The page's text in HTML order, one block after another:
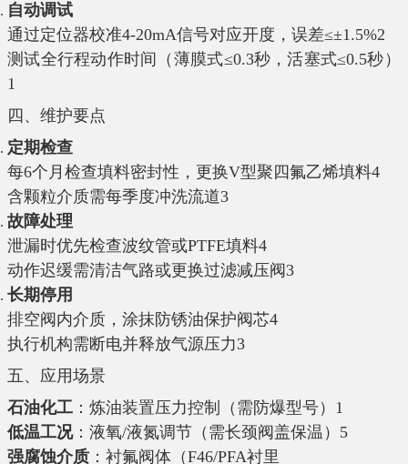
自动调试
通过定位器校准4-20mA信号对应开度，误差≤±1.5%‌2
测试全行程动作时间（薄膜式≤0.3秒，活塞式≤0.5秒）‌
1
四、维护要点
定期检查
每6个月检查填料密封性，更换V型聚四氟乙烯填料‌4
含颗粒介质需每季度冲洗流道‌3
故障处理
泄漏时优先检查波纹管或PTFE填料‌4
动作迟缓需清洁气路或更换过滤减压阀‌3
长期停用
排空阀内介质，涂抹防锈油保护阀芯‌4
执行机构需断电并释放气源压力‌3
五、应用场景
石油化工 ‌：炼油装置压力控制（需防爆型号）‌ 1
低温工况‌：液氧/液氮调节（需长颈阀盖保温）‌ 5
强腐蚀介质 ‌：衬氟阀体（F46/PFA衬里